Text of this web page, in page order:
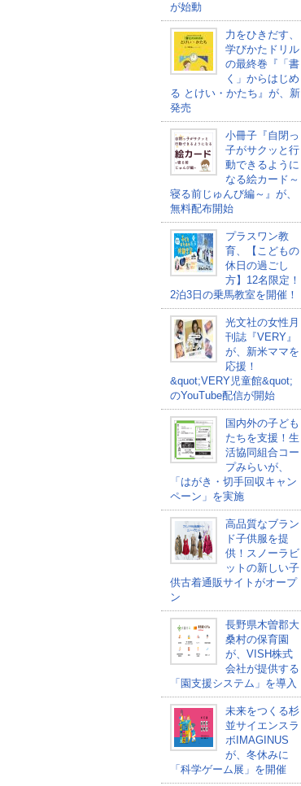
が始動
力をひきだす、
学びかたドリル
の最終巻『「書
く」からはじめ
る とけい・かたち』が、新
発売
小冊子『自閉っ
子がサクッと行
動できるように
なる絵カード～
寝る前じゅんび編～』が、
無料配布開始
プラスワン教
育、【こどもの
休日の過ごし
方】12名限定！
2泊3日の乗馬教室を開催！
光文社の女性月
刊誌『VERY』
が、新米ママを
応援！
&quot;VERY児童館&quot;
のYouTube配信が開始
国内外の子ども
たちを支援！生
活協同組合コー
プみらいが、
「はがき・切手回収キャン
ペーン」を実施
高品質なブラン
ド子供服を提
供！スノーラビ
ットの新しい子
供古着通販サイトがオープ
ン
長野県木曽郡大
桑村の保育園
が、VISH株式
会社が提供する
「園支援システム」を導入
未来をつくる杉
並サイエンスラ
ボIMAGINUS
が、冬休みに
「科学ゲーム展」を開催